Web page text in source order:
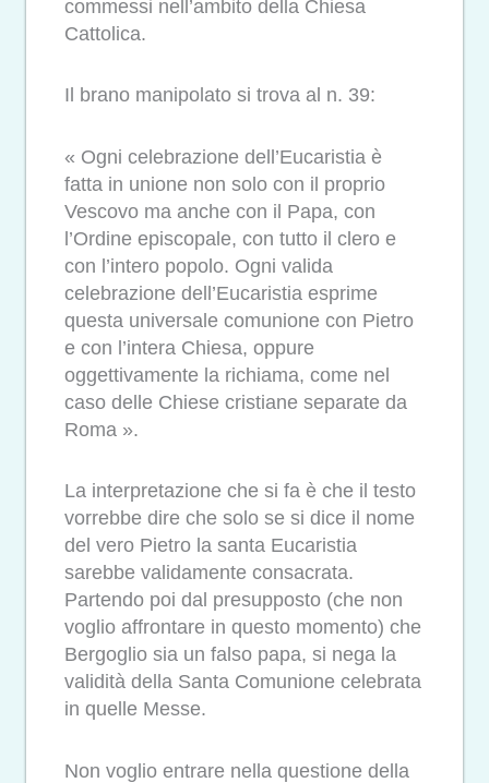
commessi nell’ambito della Chiesa
Cattolica.
Il brano manipolato si trova al n. 39:
« Ogni celebrazione dell’Eucaristia è
fatta in unione non solo con il proprio
Vescovo ma anche con il Papa, con
l’Ordine episcopale, con tutto il clero e
con l’intero popolo. Ogni valida
celebrazione dell’Eucaristia esprime
questa universale comunione con Pietro
e con l’intera Chiesa, oppure
oggettivamente la richiama, come nel
caso delle Chiese cristiane separate da
Roma ».
La interpretazione che si fa è che il testo
vorrebbe dire che solo se si dice il nome
del vero Pietro la santa Eucaristia
sarebbe validamente consacrata.
Partendo poi dal presupposto (che non
voglio affrontare in questo momento) che
Bergoglio sia un falso papa, si nega la
validità della Santa Comunione celebrata
in quelle Messe.
Non voglio entrare nella questione della